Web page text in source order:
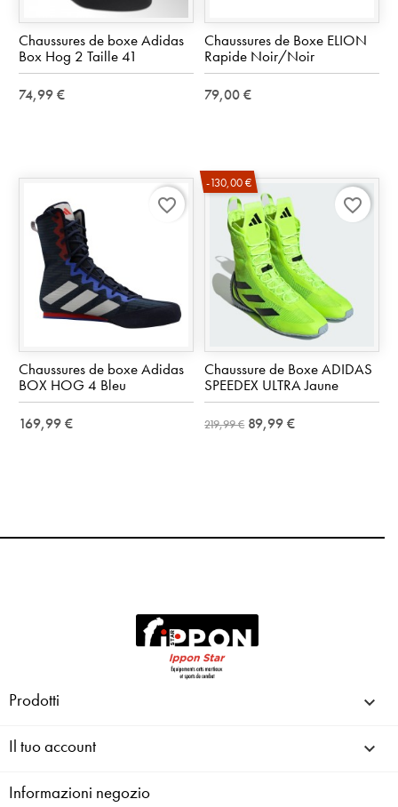
Chaussures de boxe Adidas
Box Hog 2 Taille 41
74,99 €
Chaussures de Boxe ELION
Rapide Noir/Noir
79,00 €
Chaussures de boxe Adidas
BOX HOG 4 Bleu
169,99 €
favorite_border
-130,00 €
Chaussure de Boxe ADIDAS
SPEEDEX ULTRA Jaune
219,99 € 89,99 €
favorite_border
Prodotti 
Il tuo account 
Informazioni negozio